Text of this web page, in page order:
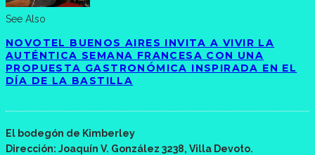
See Also
NOVOTEL BUENOS AIRES INVITA A VIVIR LA
AUTÉNTICA SEMANA FRANCESA CON UNA
PROPUESTA GASTRONÓMICA INSPIRADA EN EL
DÍA DE LA BASTILLA
El bodegón de Kimberley
Dirección: Joaquín V. González 3238, Villa Devoto.